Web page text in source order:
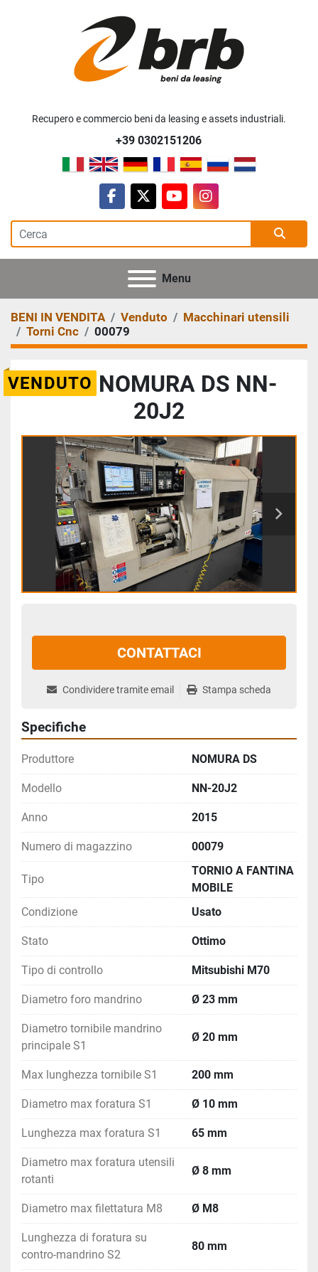
Recupero e commercio beni da leasing e assets industriali.
+39 0302151206
facebook
twitteryoutubeinstagram
Menu
BENI IN VENDITA Venduto
Macchinari utensili
Torni Cnc
00079
VENDUTO
2015 NOMURA DS NN-
20J2
CONTATTACI
Condividere tramite email Stampa scheda
Specifiche
Produttore NOMURA DS
Modello NN-20J2
Anno 2015
Numero di magazzino 00079
Tipo
TORNIO A FANTINA
MOBILE
Condizione
Usato
Stato Ottimo
Tipo di controllo Mitsubishi M70
Diametro foro mandrino Ø 23 mm
Diametro tornibile mandrino
principale S1
Ø 20 mm
Max lunghezza tornibile S1 200 mm
Diametro max foratura S1 Ø 10 mm
Lunghezza max foratura S1 65 mm
Diametro max foratura utensili
rotanti
Ø 8 mm
Diametro max filettatura M8 Ø M8
Lunghezza di foratura su
contro-mandrino S2
80 mm